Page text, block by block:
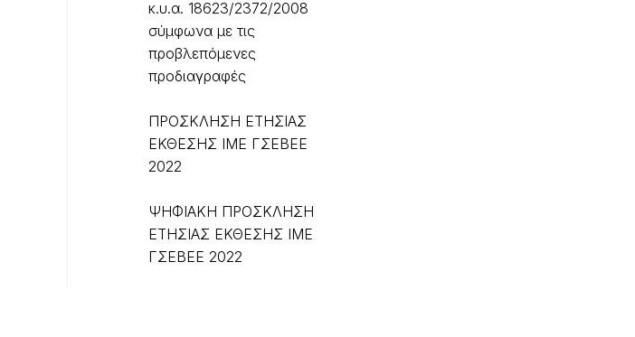
κ.υ.α. 18623/2372/2008
σύμφωνα με τις
προβλεπόμενες
προδιαγραφές
ΠΡΟΣΚΛΗΣΗ ΕΤΗΣΙΑΣ
ΕΚΘΕΣΗΣ ΙΜΕ ΓΣΕΒΕΕ
2022
ΨΗΦΙΑΚΗ ΠΡΟΣΚΛΗΣΗ
ΕΤΗΣΙΑΣ ΕΚΘΕΣΗΣ ΙΜΕ
ΓΣΕΒΕΕ 2022